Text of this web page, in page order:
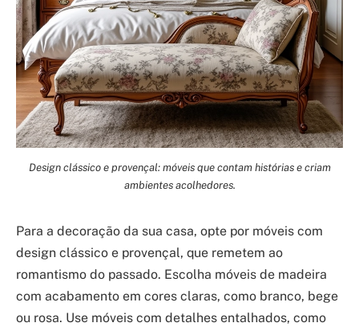
Design clássico e provençal: móveis que contam histórias e criam
ambientes acolhedores.
Para a decoração da sua casa, opte por móveis com
design clássico e provençal, que remetem ao
romantismo do passado. Escolha móveis de madeira
com acabamento em cores claras, como branco, bege
ou rosa. Use móveis com detalhes entalhados, como